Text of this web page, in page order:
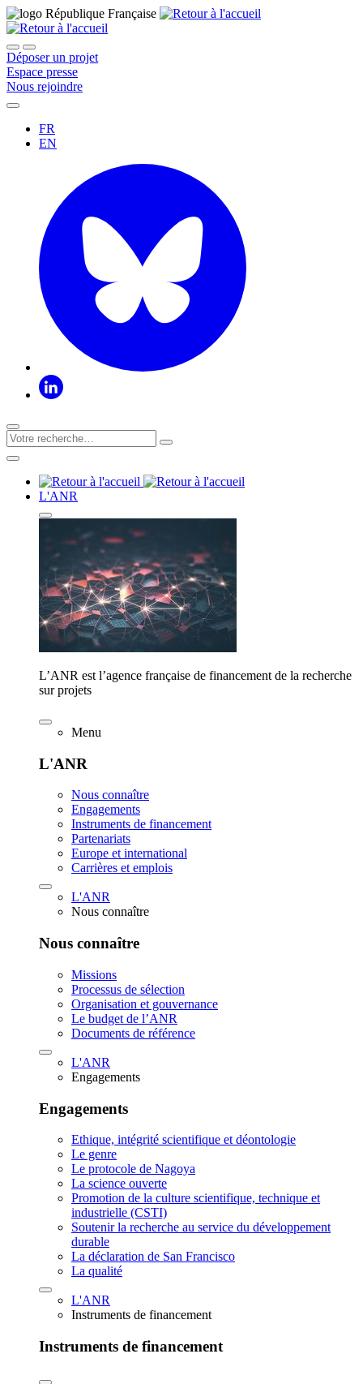
Déposer un projet
Espace presse
Nous rejoindre
FR
EN
L'ANR
L’ANR est l’agence française de financement de la recherche
sur projets
Menu
L'ANR
Nous connaître
Engagements
Instruments de financement
Partenariats
Europe et international
Carrières et emplois
L'ANR
Nous connaître
Nous connaître
Missions
Processus de sélection
Organisation et gouvernance
Le budget de l’ANR
Documents de référence
L'ANR
Engagements
Engagements
Ethique, intégrité scientifique et déontologie
Le genre
Le protocole de Nagoya
La science ouverte
Promotion de la culture scientifique, technique et
industrielle (CSTI)
Soutenir la recherche au service du développement
durable
La déclaration de San Francisco
La qualité
L'ANR
Instruments de financement
Instruments de financement